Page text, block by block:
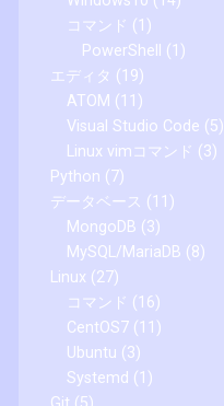
コマンド (1)
PowerShell
(1)
エディタ (19)
ATOM (11)
Visual Studio Code (5)
Linux vimコマンド (3)
Python (7)
データベース (11)
MongoDB (3)
MySQL/MariaDB (8)
Linux (27)
コマンド (16)
CentOS7(11)
Ubuntu (3)
Systemd (1)